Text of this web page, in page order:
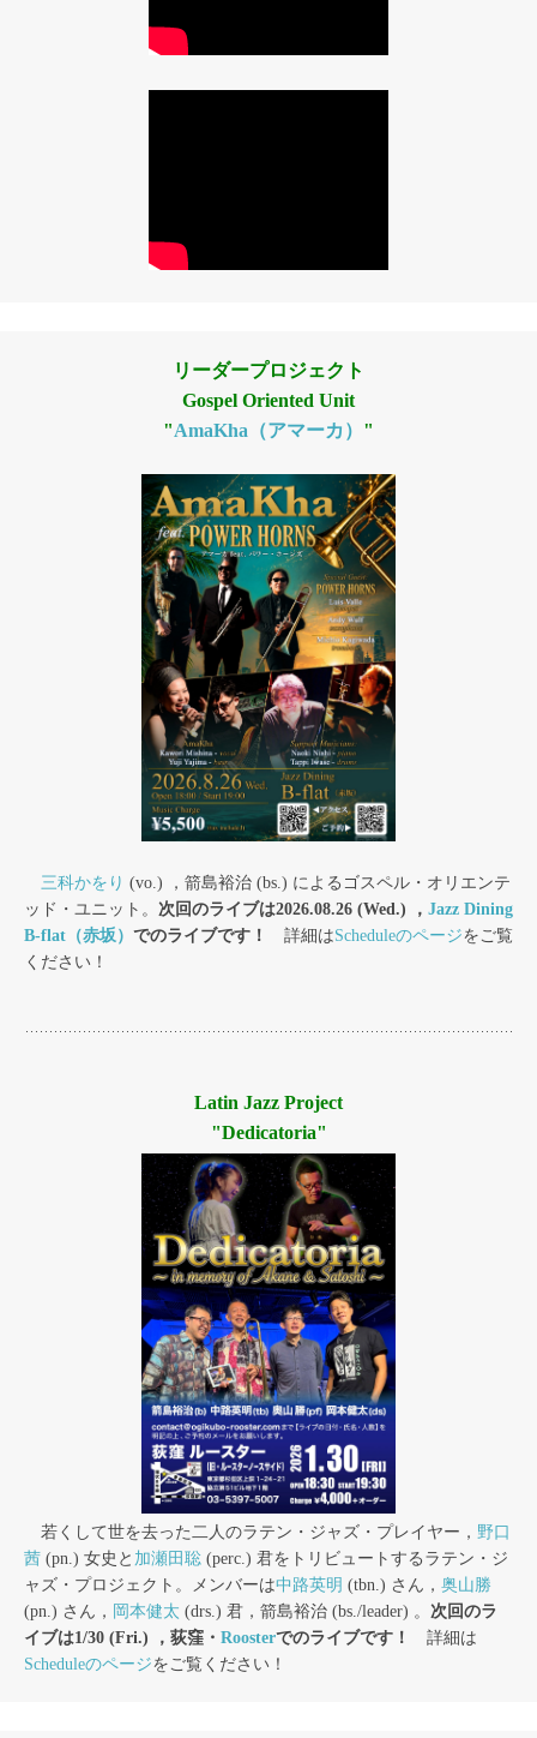
リーダープロジェクト
Gospel Oriented Unit
"AmaKha（アマーカ） "
三科かをり (vo.) ，箭島裕治 (bs.) によるゴスペル・オリエンテ
ッド・ユニット。 次回のライブは2026.08.26 (Wed.) ， Jazz Dining
B-flat（赤坂） でのライブです！ 詳細はScheduleのページをご覧
ください！
Latin Jazz Project
"Dedicatoria"
若くして世を去った二人のラテン・ジャズ・プレイヤー， 野口
茜 (pn.) 女史と 加瀬田聡 (perc.) 君をトリビュートするラテン・ジ
ャズ・プロジェクト。メンバーは中路英明 (tbn.) さん， 奥山勝
(pn.) さん， 岡本健太 (drs.) 君，箭島裕治 (bs./leader) 。 次回のラ
イブは1/30 (Fri.) ，荻窪・ Roosterでのライブです！
詳細は
Scheduleのページをご覧ください！